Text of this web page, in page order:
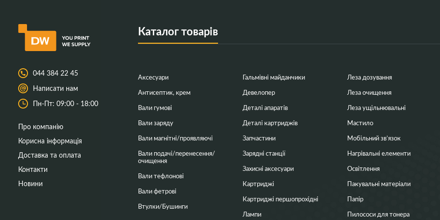
044 384 22 45
Написати нам
Пн-Пт: 09:00 - 18:00
Про компанію
Корисна інформація
Доставка та оплата
Контакти
Новини
Каталог товарів
Аксесуари
Антисептик, крем
Вали гумові
Вали заряду
Вали магнітні/проявляючі
Вали подачі/перенесення/
очищення
Вали тефлонові
Вали фетрові
Втулки/Бушинги
Гальмівні майданчики
Девелопер
Деталі апаратів
Деталі картриджів
Запчастини
Зарядні станції
Захисні аксесуари
Картриджі
Картриджі першопрохідні
Лампи
Леза дозування
Леза очищення
Леза ущільнювальні
Мастило
Мобільний зв’язок
Нагрівальні елементи
Освітлення
Пакувальні матеріали
Папір
Пилососи для тонера